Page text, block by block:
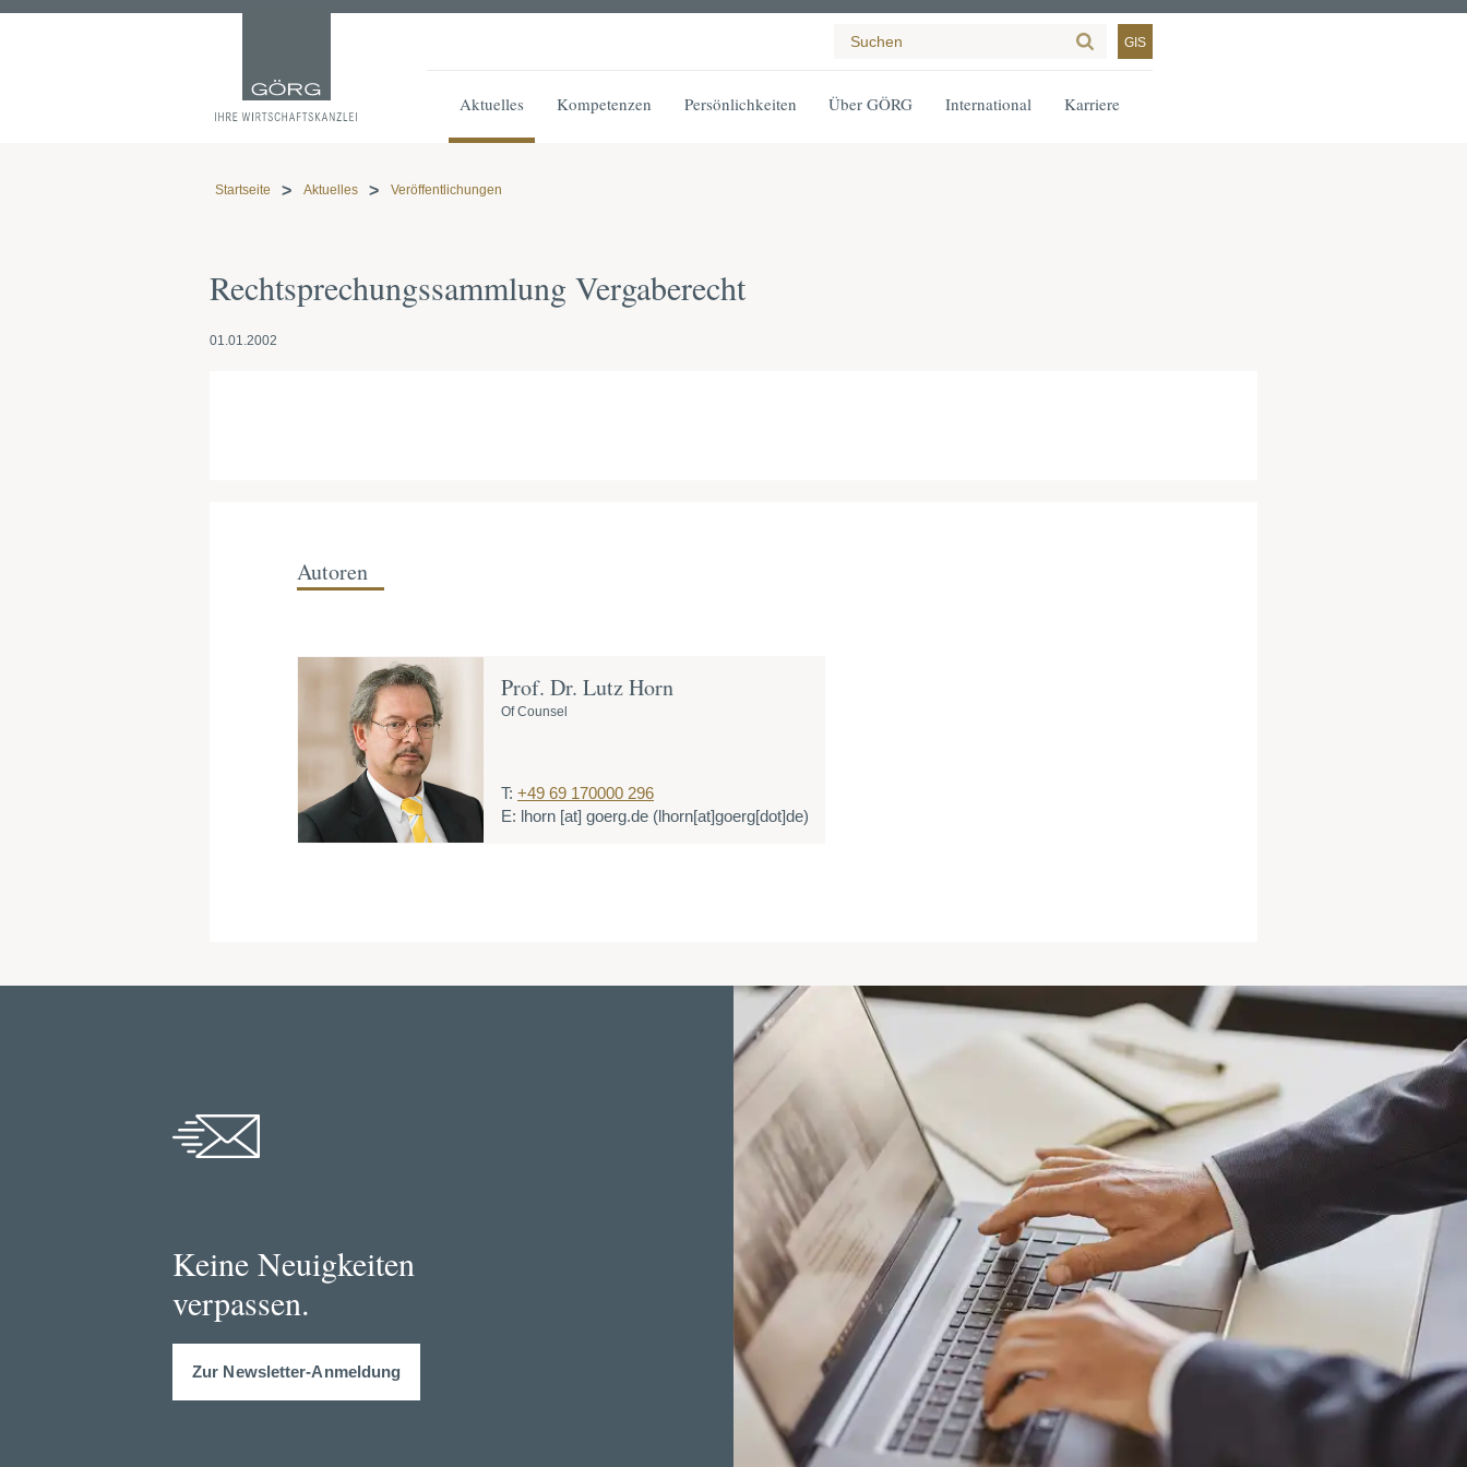
GIS
Aktuelles Kompetenzen Persönlichkeiten Über GÖRG International Karriere
Startseite Aktuelles Veröffentlichungen
Rechtsprechungssammlung Vergaberecht
01.01.2002
Autoren
Prof. Dr. Lutz Horn
Of Counsel
T: +49 69 170000 296
E: lhorn [at] goerg.de (lhorn[at]goerg[dot]de)
Keine Neuigkeiten
verpassen.
Zur Newsletter-Anmeldung